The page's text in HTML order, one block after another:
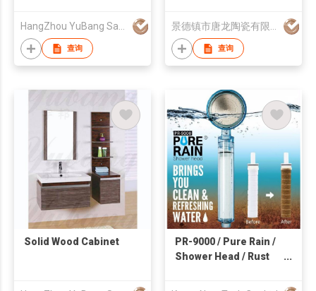
查询 查询
Solid Wood Cabinet
PR-9000 / Pure Rain /
Shower Head / Rust